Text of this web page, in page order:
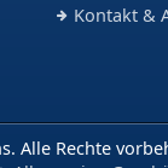
Kontakt &
Alle Rechte